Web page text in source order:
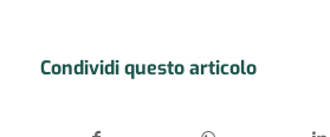
Condividi questo articolo